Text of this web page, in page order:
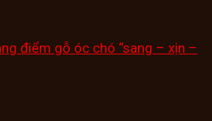
điểm gỗ óc chó “sang – xịn –